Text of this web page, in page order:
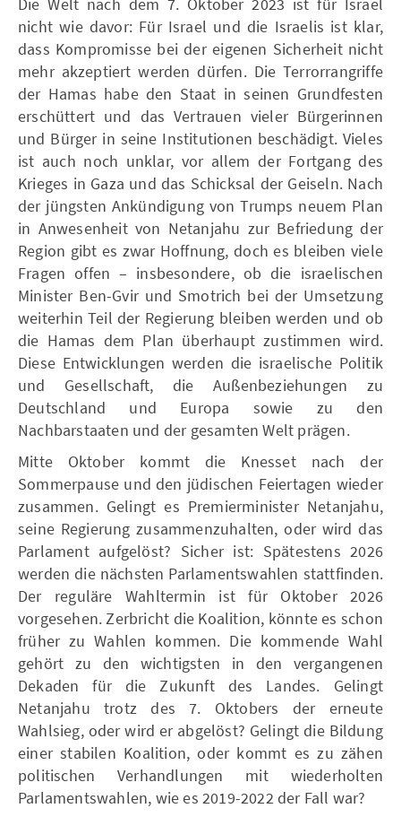
nicht wie davor: Für Israel und die Israelis ist klar,
dass Kompromisse bei der eigenen Sicherheit nicht
mehr akzeptiert werden dürfen. Die Terrorrangriffe
der Hamas habe den Staat in seinen Grundfesten
erschüttert und das Vertrauen vieler Bürgerinnen
und Bürger in seine Institutionen beschädigt. Vieles
ist auch noch unklar, vor allem der Fortgang des
Krieges in Gaza und das Schicksal der Geiseln. Nach
der jüngsten Ankündigung von Trumps neuem Plan
in Anwesenheit von Netanjahu zur Befriedung der
Region gibt es zwar Hoffnung, doch es bleiben viele
Fragen offen – insbesondere, ob die israelischen
Minister Ben-Gvir und Smotrich bei der Umsetzung
weiterhin Teil der Regierung bleiben werden und ob
die Hamas dem Plan überhaupt zustimmen wird.
Diese Entwicklungen werden die israelische Politik
und Gesellschaft, die Außenbeziehungen zu
Deutschland und Europa sowie zu den
Nachbarstaaten und der gesamten Welt prägen.
Mitte Oktober kommt die Knesset nach der
Sommerpause und den jüdischen Feiertagen wieder
zusammen. Gelingt es Premierminister Netanjahu,
seine Regierung zusammenzuhalten, oder wird das
Parlament aufgelöst? Sicher ist: Spätestens 2026
werden die nächsten Parlamentswahlen stattfinden.
Der reguläre Wahltermin ist für Oktober 2026
vorgesehen. Zerbricht die Koalition, könnte es schon
früher zu Wahlen kommen. Die kommende Wahl
gehört zu den wichtigsten in den vergangenen
Dekaden für die Zukunft des Landes. Gelingt
Netanjahu trotz des 7. Oktobers der erneute
Wahlsieg, oder wird er abgelöst? Gelingt die Bildung
einer stabilen Koalition, oder kommt es zu zähen
politischen Verhandlungen mit wiederholten
Parlamentswahlen, wie es 2019-2022 der Fall war?